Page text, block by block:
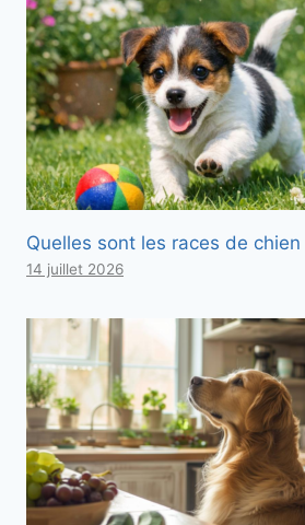
Quelles sont les races de
14 juillet 2026